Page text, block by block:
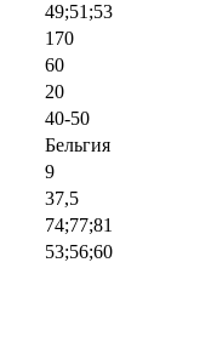
49;51;53
170
60
20
40-50
Бельгия
9
37,5
74;77;81
53;56;60